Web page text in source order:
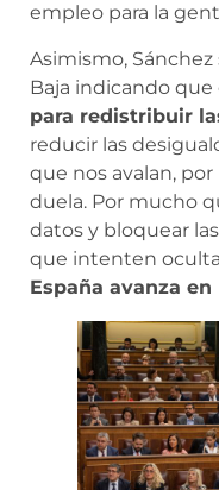
empleo para la
Asimismo,
Baja indicando que
para redistribuir
reducir las
que nos avalan,
duela. Por mucho
datos y bloquear
que intenten
España avanza